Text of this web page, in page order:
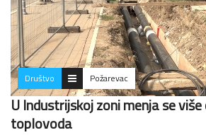
Društvo Požarevac
U Industrijskoj zoni menja se
toplovoda